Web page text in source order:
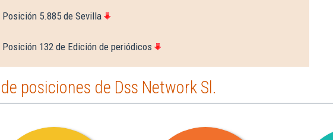
Posición 5.885 de Sevilla
Posición 132 de Edición de periódicos
posiciones de Dss Network Sl.